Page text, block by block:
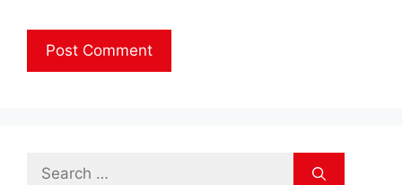
Search